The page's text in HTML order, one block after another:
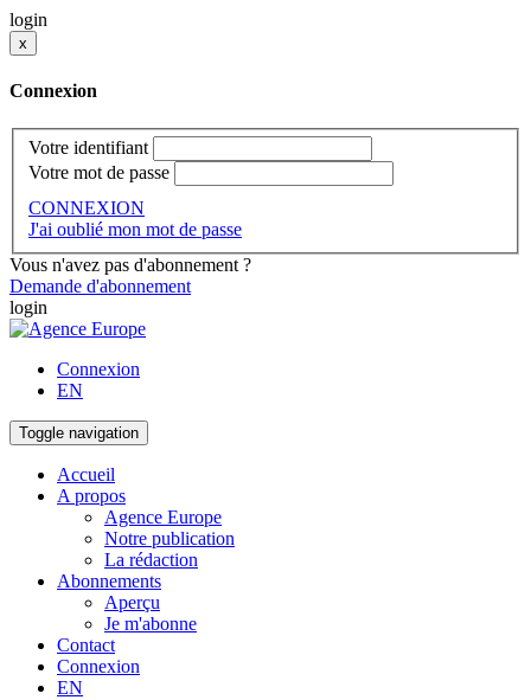
login
x
Connexion
Votre identifiant
Votre mot de passe
CONNEXION
J'ai oublié mon mot de passe
Vous n'avez pas d'abonnement ?
Demande d'abonnement
login
Connexion
EN
Toggle navigation
Accueil
A propos
Agence Europe
Notre publication
La rédaction
Abonnements
Aperçu
Je m'abonne
Contact
Connexion
EN